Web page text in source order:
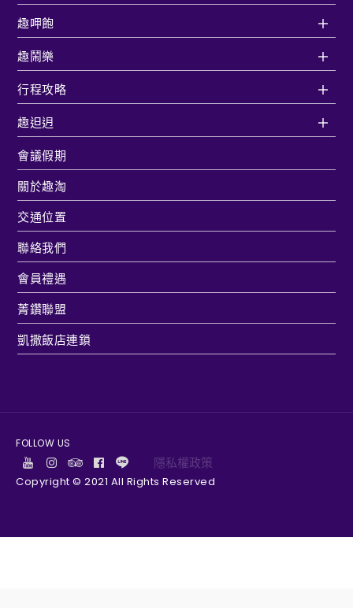
趣呷飽
趣鬧樂
行程攻略
趣𨑨迌
會議假期
關於趣淘
交通位置
聯絡我們
會員禮遇
菁鑽聯盟
凱撒飯店連鎖
FOLLOW US
隱私權政策
Copyright © 2021 All Rights Reserved